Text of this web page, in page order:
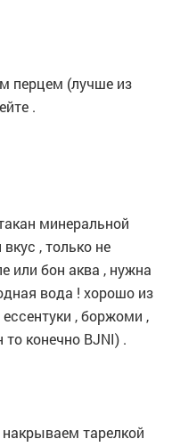
перцем (лучше из
.
минеральной
, только не
или бон аква , нужна
вода ! хорошо из
, боржоми ,
конечно BJNI) .
тарелкой